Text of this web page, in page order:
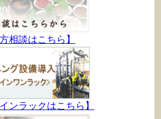
方相談はこちら】
ンラックはこちら】